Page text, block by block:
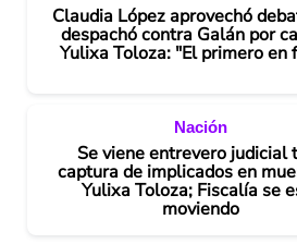
Claudia López aprovechó
despachó contra Galán por
Yulixa Toloza: "El primero en
Nación
Se viene entrevero judicial
captura de implicados en
Yulixa Toloza; Fiscalía se
moviendo